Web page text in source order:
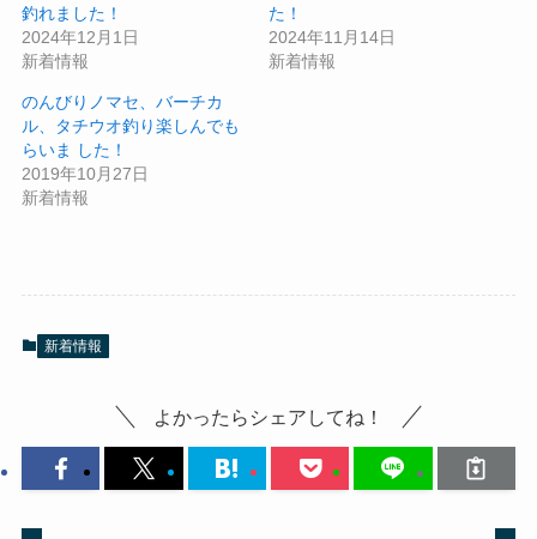
釣れました！
2024年12月1日
新着情報
た！
2024年11月14日
新着情報
のんびりノマセ、バーチカ
ル、タチウオ釣り楽しんでも
らいま した！
2019年10月27日
新着情報
新着情報
よかったらシェアしてね！